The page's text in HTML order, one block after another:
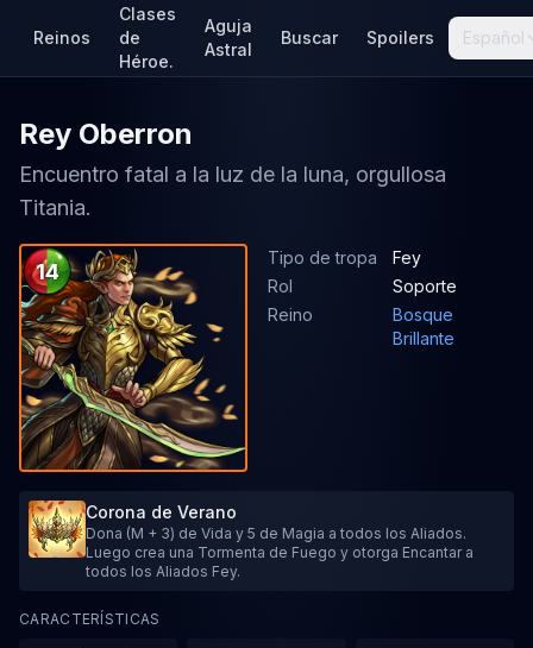
Reinos
Clases
de
Héroe.
Aguja
Astral
Buscar Spoilers Español
Rey Oberron
Encuentro fatal a la luz de la luna, orgullosa
Titania.
14
Tipo de tropa
Fey
Rol
Soporte
Reino
Bosque
Brillante
Corona de Verano
Dona (M + 3) de Vida y 5 de Magia a todos los Aliados.
Luego crea una Tormenta de Fuego y otorga Encantar a
todos los Aliados Fey.
CARACTERÍSTICAS